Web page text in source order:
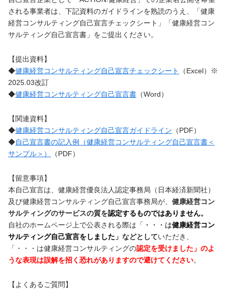
される事業者は、下記資料のガイドラインを熟読のうえ、「健康
経営コンサルティング自己宣言チェックシート」「健康経営コン
サルティング自己宣言書」をご提出ください。
【提出資料】
◆健康経営コンサルティング自己宣言チェックシート
（Excel）※
2025.03改訂
◆健康経営コンサルティング自己宣言書 （Word）
【関連資料】
◆健康経営コンサルティング自己宣言ガイドライン （PDF）
◆自己宣言書の記入例（健康経営コンサルティング自己宣言書＜
サンプル＞）
（PDF）
【留意事項】
本自己宣言は、健康経営優良法人認定事務局（日本経済新聞社）
及び健康経営コンサルティング自己宣言事務局が、 健康経営コン
サルティングのサービスの質を認定するものではありません。
自社のホームページ上で公表される際は「 ・・・は健康経営コン
サルティング自己宣言をしました 」などとしていただき、
「・・・は健康経営コンサルティングの認定を受けました」のよ
うな表現は誤解を招く恐れがありますので避けてください。
【よくあるご質問】